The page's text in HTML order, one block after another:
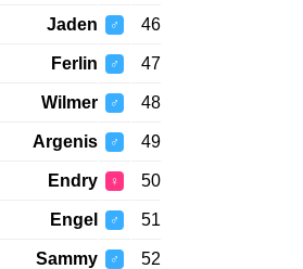
46
♂
Jaden
47
♂
Ferlin
48
♂
Wilmer
49
♂
Argenis
50
♀
Endry
51
♂
Engel
52
♂
Sammy